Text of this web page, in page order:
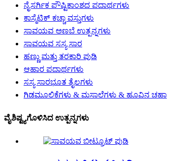
ನೈಸರ್ಗಿಕ ಪೌಷ್ಟಿಕಾಂಶದ ಪದಾರ್ಥಗಳು
ಕಾಸ್ಮೆಟಿಕ್ ಕಚ್ಚಾ ವಸ್ತುಗಳು
ಸಾವಯವ ಅಣಬೆ ಉತ್ಪನ್ನಗಳು
ಸಾವಯವ ಸಸ್ಯ ಸಾರ
ಹಣ್ಣು ಮತ್ತು ತರಕಾರಿ ಪುಡಿ
ಆಹಾರ ಪದಾರ್ಥಗಳು
ಸಸ್ಯ ಸಾರಭೂತ ತೈಲಗಳು
ಗಿಡಮೂಲಿಕೆಗಳು & ಮಸಾಲೆಗಳು & ಹೂವಿನ ಚಹಾ
ವೈಶಿಷ್ಟ್ಯಗೊಳಿಸಿದ ಉತ್ಪನ್ನಗಳು